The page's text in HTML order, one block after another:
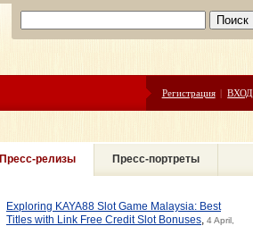
Регистрация | ВХОД
Пресс-релизы Пресс-портреты
Exploring KAYA88 Slot Game Malaysia: Best
Titles with Link Free Credit Slot Bonuses 4 April,